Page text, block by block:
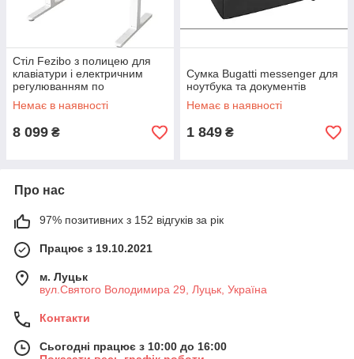
Cтіл Fezibo з полицею для
клавіатури і електричним
регулюванням по
висоті.100x60см
Немає в наявності
8 099 ₴
Сумка Bugatti messenger для
ноутбука та документів
Немає в наявності
1 849 ₴
Про нас
97% позитивних з 152 відгуків за рік
Працює з 19.10.2021
м. Луцьк
вул.Святого Володимира 29, Луцьк, Україна
Контакти
Сьогодні працює з 10:00 до 16:00